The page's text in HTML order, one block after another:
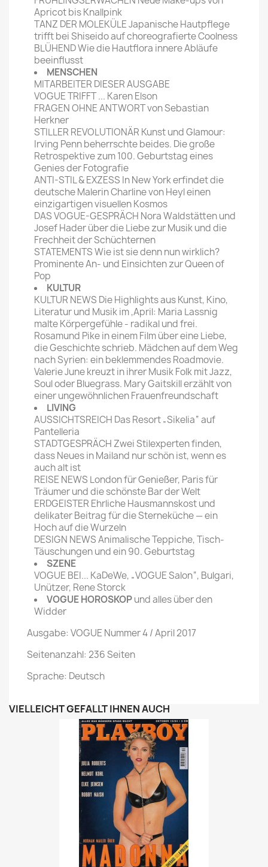
Apricot bis Knallpink
TANZ DER MOLEKÜLE Japanische Hautpflege
trifft bei Shiseido auf choreografierte Coolness
BLÜHEND Wie die Hautflora innere Abläufe
beeinflusst
MENSCHEN
MITARBEITER DIESER AUSGABE
VOGUE TRIFFT ... Karen Elson
FRAGEN OHNE ANTWORT von Sebastian
Herkner
STILLER REVOLUTIONÄR Kunst und Glamour:
Irving Penn beherrschte beides. Die große
Retrospektive zum 100. Geburtstag eines
Genies der Fotografie
ANTI-STIL & EXZESS In New York erfindet die
deutsche Malerin Charline von Heyl einen
einzigartigen visuellen Kosmos
DAS VOGUE-GESPRÄCH Nora Waldstätten und
Josef Hader über die Liebe zur Musik und die
Frechheit der Schüchternen
STATEMENTS Wie ist sie denn nun wirklich?
Prominente An- und Einsichten zur Queen of
Pop
KULTUR
KULTUR NEWS Die Highlights aus Kunst, Kino,
Literatur und Musik im ‚April: Maria Lassnig
malte Körpergefühle - radikal und frei.
Rosamund Pike in einem Film über eine Liebe,
die Geschichte schrieb. Mädchen auf dem Weg
nach Syrien: ein beklemmendes Roadmovie.
Valerie June kreuzt in ihrer Musik Folk mit Jazz,
Soul oder Bluegrass. Mary Gaitskill erzählt von
einer ungewöhnlichen Frauenfreundschaft
LIVING
AUSSICHTSREICH Das Resort „Sikelia“ auf
Pantelleria
STADTGESPRÄCH Zwei Stilexperten finden,
dass Neues in Mailand nur schön ist, wenn es
auch alt ist
REISE NEWS London für Genießer, Paris für
Träumer und die schönste Bar der Welt
ERDGEISTER Ehrliche Hausmannskost und
delikater Beitrag für die Sterneküche — ein
Hoch auf die Wurzeln
DESIGN NEWS Animalische Teppiche, Tisch-
Täuschungen und ein 90. Geburtstag
SZENE
VOGUE BEI... KaDeWe, „VOGUE Salon“, Bulgari,
Unützer, Rene Storck
VOGUE HOROSKOPund alles über den
Widder
Ausgabe: VOGUE Nummer 4 / April 2017
Seitenanzahl: 236 Seiten
Sprache: Deutsch
VIELLEICHT GEFÄLLT IHNEN AUCH